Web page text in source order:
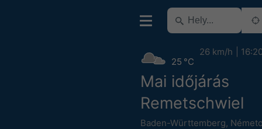
Mai időjárás
Remetschwiel
Baden-Württemberg,
25 °C
26 km/h